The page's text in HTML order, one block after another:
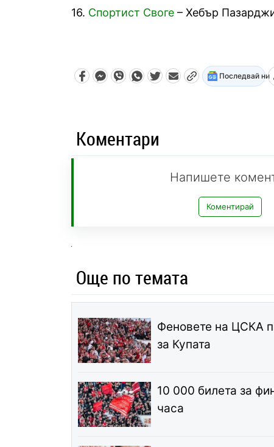
16. Спортист Своге – Хебър
Последвай ни
Коментари
Напишете
Коментирай
Още по темата
Феновете на ЦСКА
за Купата
10 000 билета за
часа